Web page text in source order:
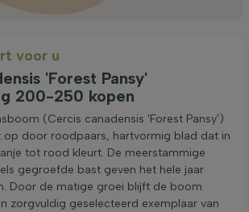
voor u
'Forest Pansy'
200-250 kopen
(Cercis canadensis 'Forest Pansy')
op door roodpaars, hartvormig blad dat in
tot rood kleurt. De meerstammige
gegroefde bast geven het hele jaar
Door de matige groei blijft de boom
zorgvuldig geselecteerd exemplaar van